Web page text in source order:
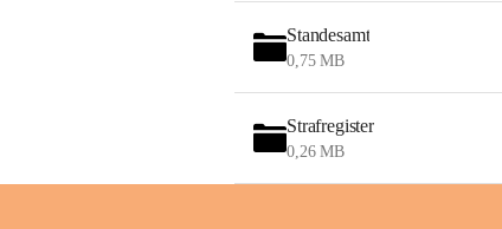
Standesamt
0,75 MB
Strafregister
0,26 MB